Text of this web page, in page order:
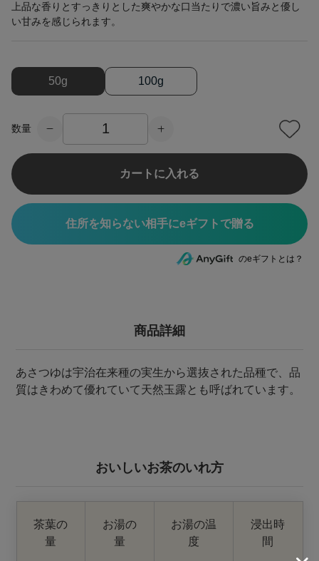
上品な香りとすっきりとした爽やかな口当たりで濃い旨みと優し
い甘みを感じられます。
50g 100g
数量
カートに入れる
住所を知らない相手にeギフトで贈る
のeギフトとは？
商品詳細
あさつゆは宇治在来種の実生から選抜された品種で、品
質はきわめて優れていて天然玉露とも呼ばれています。
おいしいお茶のいれ方
茶葉の
量
お湯の
量
お湯の温
度
浸出時
間